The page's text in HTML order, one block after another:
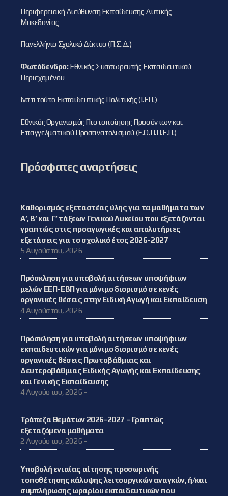
Περιφερειακή Διεύθυνση Εκπαίδευσης Δυτικής
Μακεδονίας
Πανελλήνιο Σχολικό Δίκτυο (Π.Σ.Δ.)
Φωτόδενδρο:Εθνικός Συσσωρευτής Εκπαιδευτικού
Περιεχομένου
Ινστιτούτο Εκπαιδευτικής Πολιτικής (Ι.ΕΠ.)
Εθνικός Οργανισμός Πιστοποίησης Προσόντων και
Επαγγελματικού Προσανατολισμού (Ε.Ο.Π.Π.Ε.Π.)
Πρόσφατες αναρτήσεις
Καθορισμός εξεταστέας ύλης για τα μαθήματα των
Α’, Β’ και Γ’ τάξεων Γενικού Λυκείου που εξετάζονται
γραπτώς στις προαγωγικές και απολυτήριες
εξετάσεις για το σχολικό έτος 2026-2027
5 Αυγούστου, 2026 -
Πρόσκληση για υποβολή αιτήσεων υποψήφιων
μελών ΕΕΠ-ΕΒΠ για μόνιμο διορισμό σε κενές
οργανικές θέσεις στην Ειδική Αγωγή και Εκπαίδευση
4 Αυγούστου, 2026 -
Πρόσκληση για υποβολή αιτήσεων υποψήφιων
εκπαιδευτικών για μόνιμο διορισμό σε κενές
οργανικές θέσεις Πρωτοβάθμιας και
Δευτεροβάθμιας Ειδικής Αγωγής και Εκπαίδευσης
και Γενικής Εκπαίδευσης
4 Αυγούστου, 2026 -
Τράπεζα Θεμάτων 2026-2027 – Γραπτώς
εξεταζόμενα μαθήματα
2 Αυγούστου, 2026 -
Υποβολή ενιαίας αίτησης προσωρινής
τοποθέτησης κάλυψης λειτουργικών αναγκών, ή/και
συμπλήρωσης ωραρίου εκπαιδευτικών που